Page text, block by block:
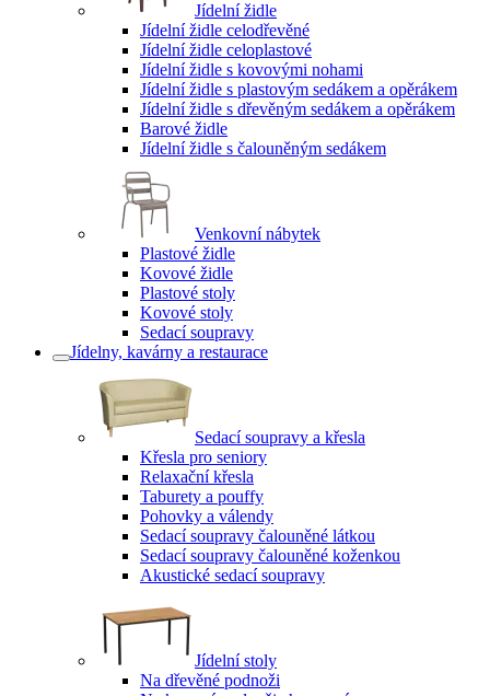
Jídelní židle
Jídelní židle celodřevěné
Jídelní židle celoplastové
Jídelní židle s kovovými nohami
Jídelní židle s plastovým sedákem a opěrákem
Jídelní židle s dřevěným sedákem a opěrákem
Barové židle
Jídelní židle s čalouněným sedákem
Venkovní nábytek
Plastové židle
Kovové židle
Plastové stoly
Kovové stoly
Sedací soupravy
Jídelny, kavárny a restaurace
Sedací soupravy a křesla
Křesla pro seniory
Relaxační křesla
Taburety a pouffy
Pohovky a válendy
Sedací soupravy čalouněné látkou
Sedací soupravy čalouněné koženkou
Akustické sedací soupravy
Jídelní stoly
Na dřevěné podnoži